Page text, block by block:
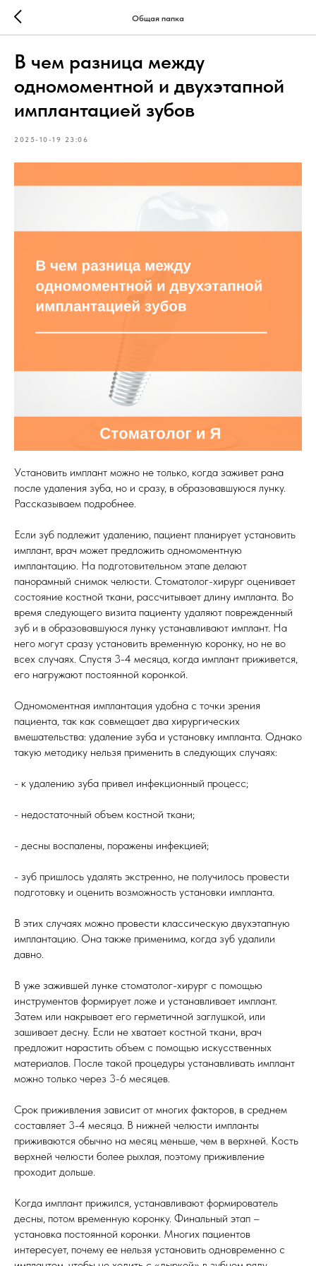
Общая папка
В чем разница между
одномоментной и двухэтапной
имплантацией зубов
2025-10-19 23:06
Установить имплант можно не только, когда заживет рана
после удаления зуба, но и сразу, в образовавшуюся лунку.
Рассказываем подробнее.
Если зуб подлежит удалению, пациент планирует установить
имплант, врач может предложить одномоментную
имплантацию. На подготовительном этапе делают
панорамный снимок челюсти. Стоматолог-хирург оценивает
состояние костной ткани, рассчитывает длину импланта. Во
время следующего визита пациенту удаляют поврежденный
зуб и в образовавшуюся лунку устанавливают имплант. На
него могут сразу установить временную коронку, но не во
всех случаях. Спустя 3-4 месяца, когда имплант приживется,
его нагружают постоянной коронкой.
Одномоментная имплантация удобна с точки зрения
пациента, так как совмещает два хирургических
вмешательства: удаление зуба и установку импланта. Однако
такую методику нельзя применить в следующих случаях:
- к удалению зуба привел инфекционный процесс;
- недостаточный объем костной ткани;
- десны воспалены, поражены инфекцией;
- зуб пришлось удалять экстренно, не получилось провести
подготовку и оценить возможность установки импланта.
В этих случаях можно провести классическую двухэтапную
имплантацию. Она также применима, когда зуб удалили
давно.
В уже зажившей лунке стоматолог-хирург с помощью
инструментов формирует ложе и устанавливает имплант.
Затем или накрывает его герметичной заглушкой, или
зашивает десну. Если не хватает костной ткани, врач
предложит нарастить объем с помощью искусственных
материалов. После такой процедуры устанавливать имплант
можно только через 3-6 месяцев.
Срок приживления зависит от многих факторов, в среднем
составляет 3-4 месяца. В нижней челюсти импланты
приживаются обычно на месяц меньше, чем в верхней. Кость
верхней челюсти более рыхлая, поэтому приживление
проходит дольше.
Когда имплант прижился, устанавливают формирователь
десны, потом временную коронку. Финальный этап –
установка постоянной коронки. Многих пациентов
интересует, почему ее нельзя установить одновременно с